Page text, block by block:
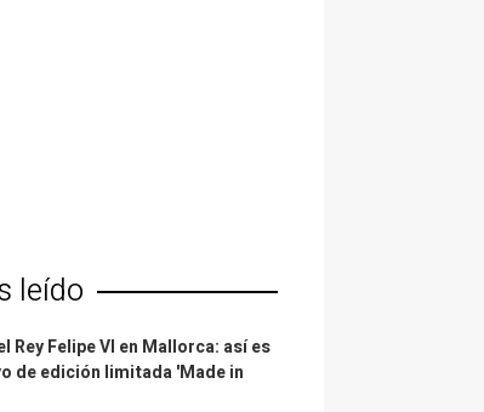
leído
Rey Felipe VI en Mallorca: así es
de edición limitada 'Made in